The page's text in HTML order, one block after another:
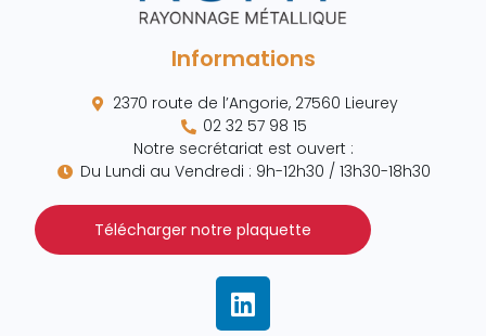
Informations
2370 route de l’Angorie, 27560 Lieurey
02 32 57 98 15
Notre secrétariat est ouvert :
Du Lundi au Vendredi : 9h-12h30 / 13h30-18h30
Télécharger notre plaquette